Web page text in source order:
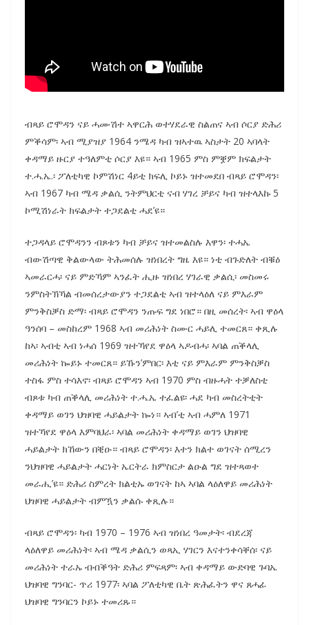
ብጻይ ሮሞዳን ናይ ሓሙሽተ ኣዋርሕ ወተሃደራዊ ስልጠና ኣብ ሶርያ ድሕሪ
ምቕሳም፡ ኣብ ሚያዝያ 1964 ንሜዳ ካብ ዝኣተዉ ኣስታት 20 ኣባላት
ቀዳማይ ዙርያ ተዓለምቲ ሶርያ እዩ። ኣብ 1965 ምስ ምቛም ክፍልታት
ተ.ሓ.ኤ.፡ ፖለቲካዊ ኮምሽነር 4ይቲ ክፍሊ ኮይኑ ዝተመደበ ብጻይ ሮሞዳን፡
ኣብ 1967 ካብ ሜዳ ቃልሲ ንትምህርቲ ናብ ሃገረ ቻይና ካብ ዝተላእኩ 5
ኮሚሽነራት ክፍልታት ተጋደልቲ ሓደ’ዩ።
ተጋዳላይ ሮሞዳንን ብጾቱን ካብ ቻይና ዝተመልስሉ እዋን፡ ተሓኤ
ብውሽጣዊ ቅልውላው ትሕመሰሉ ዝነበረት ግዜ እዩ። ነቲ ብጉድለት ብቑዕ
ኣመራርሓ፡ ናይ ምድኻም ኣንፈት ሒዙ ዝነበረ ሃገራዊ ቃልሲ፡ መስመሩ
ንምስትኽኻል ብመሰረታውያን ተጋደልቲ ኣብ ዝተላዕለ ናይ ምእራም
ምንቅስቓስ ድማ፡ ብጻይ ሮሞዳን ንጡፍ ግደ ነበሮ። በዚ መሰረት፡ ኣብ ዋዕላ
ዓንሰባ – መስከረም 1968 ኣብ መሪሕነት ስሙር ሓይሊ ተመርጸ። ቀጺሉ
ከኣ፡ ኣብቲ ኣብ ነሓሰ 1969 ዝተኻየደ ዋዕላ ኣዶብሓ፡ ኣባል ጠቕላሊ
መሪሕነት ኰይኑ ተመርጸ። ይኹን’ምበር፡ እቲ ናይ ምእራም ምንቅስቓስ
ተስፋ ምስ ተሳእኖ፡ ብጻይ ሮሞዳን ኣብ 1970 ምስ ብዙሓት ተቓለስቲ
ብጾቱ ካብ ጠቕላሊ መሪሕነት ተ.ሓ.ኤ ተፈልዩ፡ ሓደ ካብ መስረትቲት
ቀዳማይ ወገን ህዝባዊ ሓይልታት ኰነ። ኣብ’ቲ ኣብ ሓምለ 1971
ዝተኻየደ ዋዕላ እምባህራ፡ ኣባል መሪሕነት ቀዳማይ ወገን ህዝባዊ
ሓይልታት ክኸውን በቒዑ። ብጻይ ሮሞዳን፡ እተን ክልተ ወገናት ሰሚረን
ንህዝባዊ ሓይልታት ሓርነት ኤርትራ ክምስርታ ልዑል ግደ ዝተጻወተ
መራሒ’ዩ። ድሕሪ ስምረት ክልቲኡ ወገናት ከኣ ኣባል ላዕለዋይ መሪሕነት
ህዝባዊ ሓይልታት ብምዃን ቃልሱ ቀጺሉ።
ብጻይ ሮሞዳን፡ ካብ 1970 – 1976 ኣብ ዝነበረ ዓመታት፡ ብደረጃ
ላዕለዋይ መሪሕነት፡ ኣብ ሜዳ ቃልሲን ወጻኢ ሃገርን እናተንቀሳቐሰ፡ ናይ
መሪሕነት ተራኡ ብብቕዓት ድሕሪ ምፍጻም፡ ኣብ ቀዳማይ ውድባዊ ጉባኤ
ህዝባዊ ግንባር- ጥሪ 1977፡ ኣባል ፖለቲካዊ ቤት ጽሕፈትን ዋና ጸሓፊ
ህዝባዊ ግንባርን ኮይኑ ተመሪጹ።